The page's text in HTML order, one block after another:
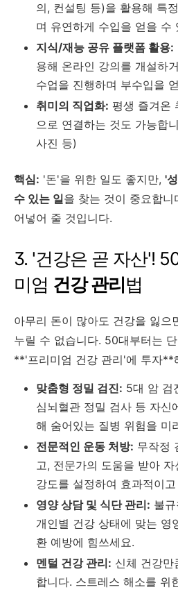
의, 컨설팅 등)을 활용해 특
며 유연하게 수입을 얻을 수
지식/재능 공유 플랫폼 활용:
용해 온라인 강의를 개설하
수업을 진행하며 부수입을
취미의 직업화: 평생 즐겨온
으로 연결하는 것도 가능합
사진 등)
핵심: '돈'을 위한 일도 좋지만, '
수 있는 일을 찾는 것이 중요합
어넣어 줄 것입니다.
3. '건강은 곧 자산'!
미엄 건강 관리법
아무리 돈이 많아도 건강을 잃으
누릴 수 없습니다. 50대부터는
**'프리미엄 건강 관리'에 투자**
맞춤형 정밀 검진: 5대 암 검
심뇌혈관 정밀 검사 등 자신
해 숨어있는 질병 위험을 미
전문적인 운동 처방: 무작정
고, 전문가의 도움을 받아
강도를 설정하여 효과적이
영양 상담 및 식단 관리: 불
개인별 건강 상태에 맞는 영
환 예방에 힘쓰세요.
멘털 건강 관리: 신체 건강만
합니다. 스트레스 해소를 위